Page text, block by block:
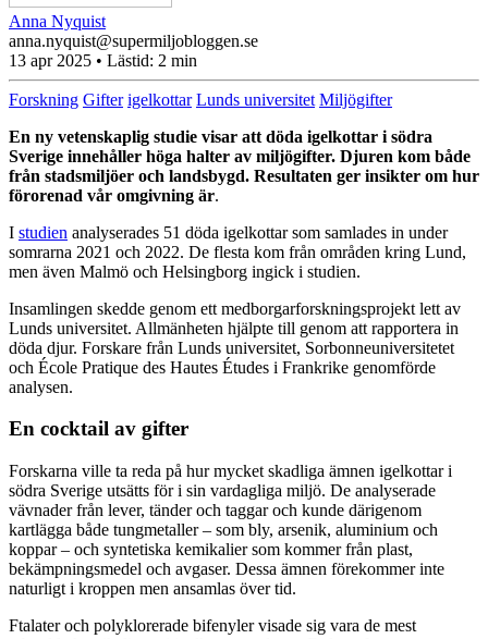
Anna Nyquist
anna.nyquist@supermiljobloggen.se
13 apr 2025 • Lästid: 2 min
Forskning Gifter igelkottar Lunds universitet Miljögifter
En ny vetenskaplig studie visar att döda igelkottar i södra
Sverige innehåller höga halter av miljögifter. Djuren kom både
från stadsmiljöer och landsbygd. Resultaten ger insikter om hur
förorenad vår omgivning är.
I studien analyserades 51 döda igelkottar som samlades in under
somrarna 2021 och 2022. De flesta kom från områden kring Lund,
men även Malmö och Helsingborg ingick i studien.
Insamlingen skedde genom ett medborgarforskningsprojekt lett av
Lunds universitet. Allmänheten hjälpte till genom att rapportera in
döda djur. Forskare från Lunds universitet, Sorbonneuniversitetet
och École Pratique des Hautes Études i Frankrike genomförde
analysen.
En cocktail av gifter
Forskarna ville ta reda på hur mycket skadliga ämnen igelkottar i
södra Sverige utsätts för i sin vardagliga miljö. De analyserade
vävnader från lever, tänder och taggar och kunde därigenom
kartlägga både tungmetaller – som bly, arsenik, aluminium och
koppar – och syntetiska kemikalier som kommer från plast,
bekämpningsmedel och avgaser. Dessa ämnen förekommer inte
naturligt i kroppen men ansamlas över tid.
Ftalater och polyklorerade bifenyler visade sig vara de mest